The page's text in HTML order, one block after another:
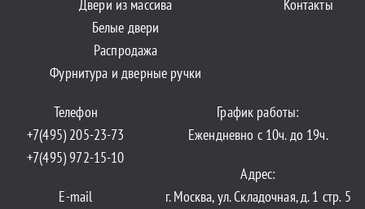
Двери из массива
Белые двери
Распродажа
Фурнитура и дверные ручки
Контакты
Телефон
+7(495) 205-23-73
+7(495) 972-15-10
E-mail
График работы:
Ежендневно с 10ч. до 19ч.
Адрес:
г. Москва, ул. Складочная, д. 1 стр. 5